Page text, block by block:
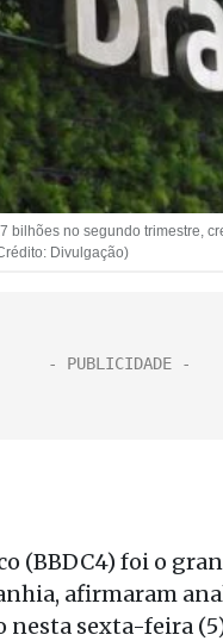
bilhões no segundo trimestre,
Divulgação)
(BBDC4) foi o
afirmaram
nesta sexta-feira